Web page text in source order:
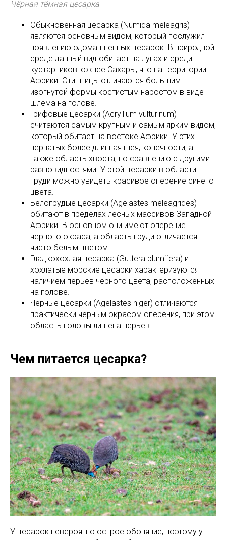
Чёрная тёмная цесарка
Обыкновенная цесарка (Numida meleagris)
являются основным видом, который послужил
появлению одомашненных цесарок. В природной
среде данный вид обитает на лугах и среди
кустарников южнее Сахары, что на территории
Африки. Эти птицы отличаются большим
изогнутой формы костистым наростом в виде
шлема на голове.
Грифовые цесарки (Acryllium vulturinum)
считаются самым крупным и самым ярким видом,
который обитает на востоке Африки. У этих
пернатых более длинная шея, конечности, а
также область хвоста, по сравнению с другими
разновидностями. У этой цесарки в области
груди можно увидеть красивое оперение синего
цвета.
Белогрудые цесарки (Agelastes meleagrides)
обитают в пределах лесных массивов Западной
Африки. В основном они имеют оперение
черного окраса, а область груди отличается
чисто белым цветом.
Гладкохохлая цесарка (Guttera plumifera) и
хохлатые морские цесарки характеризуются
наличием перьев черного цвета, расположенных
на голове.
Черные цесарки (Agelastes niger) отличаются
практически черным окрасом оперения, при этом
область головы лишена перьев.
Чем питается цесарка?
У цесарок невероятно острое обоняние, поэтому у